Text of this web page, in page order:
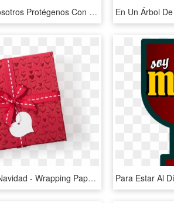
Uno De Nosotros Protégenos Con Tu Perpetuo Patrocinio - Phlox Family, HD Png Download
Bazar De Navidad - Wrapping Paper, HD Png Download